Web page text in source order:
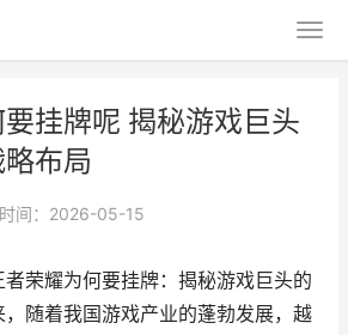
挂牌呢 揭秘游戏巨头
布局
间：2026-05-15
荣耀为何要挂牌：揭秘游戏巨头的
随着我国游戏产业的蓬勃发展，越